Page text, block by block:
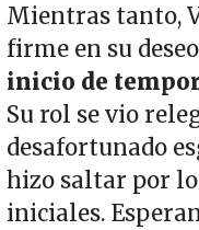
Mientras tanto,
firme en su
inicio de
Su rol se vio
desafortunado
hizo saltar por
iniciales.